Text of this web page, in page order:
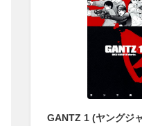
GANTZ 1 (ヤングジ